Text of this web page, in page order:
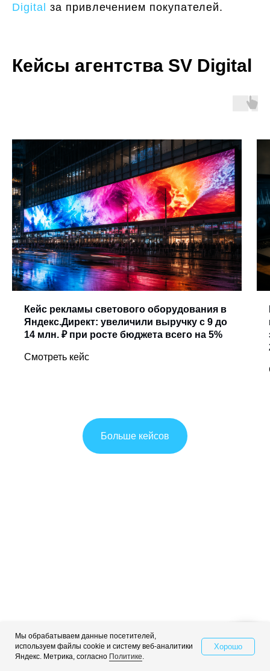
Digital за привлечением покупателей.
Кейсы агентства SV Digital
Кейс рекламы светового оборудования в
Яндекс.Директ: увеличили выручку с 9 до
14 млн. ₽ при росте бюджета всего на 5%
Смотреть кейс
Больше кейсов
продвижения
при бюджете на рекламу от 100 000 руб.
Свяжитесь с нами
Мы обрабатываем данные посетителей,
используем файлы cookie и систему веб-аналитики
Яндекс. Метрика, согласно Политике.
Хорошо